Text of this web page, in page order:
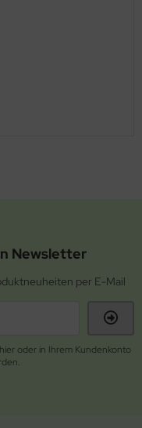
Newsletter
per E-Mail
oder in Ihrem Kundenkonto